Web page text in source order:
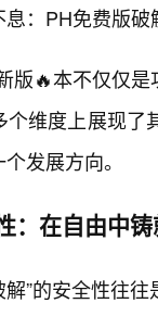
：PH免费版
版🔥本不仅仅
维度上展现
发展方向。
：在自由中
解”的安全性往